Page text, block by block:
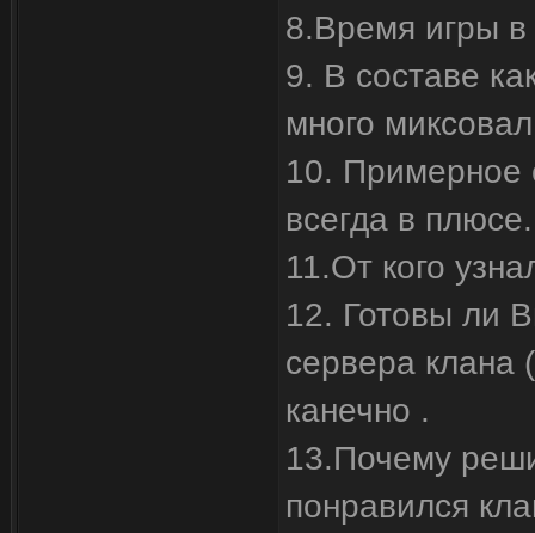
8.Время игры в
9. В составе
много
10. Примерное
всегда в
11.От кого
12. Готовы ли
сервера клана
канечно .
13.Почему
понравился